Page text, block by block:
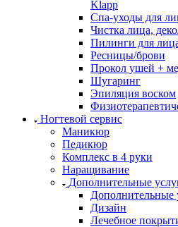
Klapp
Спа-уходы для
Чистка лица,
Пилинги для
Ресницы/брови
Прокол ушей +
Шугаринг
Эпиляция воском
Ногтевой сервис
Маникюр
Педикюр
Комплекс в 4 руки
Наращивание
Дополнительные
Дополнительные
Дизайн
Лечебное